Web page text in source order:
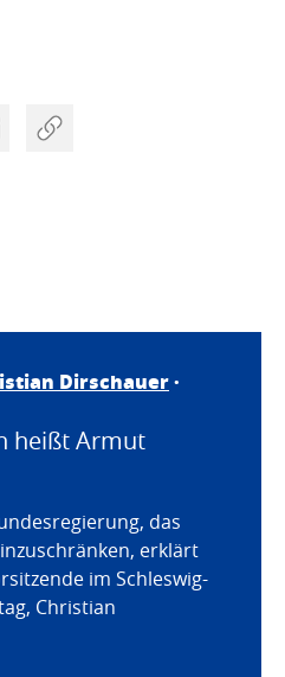
Dirschauer·
heißt Armut
das
erklärt
im Schleswig-
Christian